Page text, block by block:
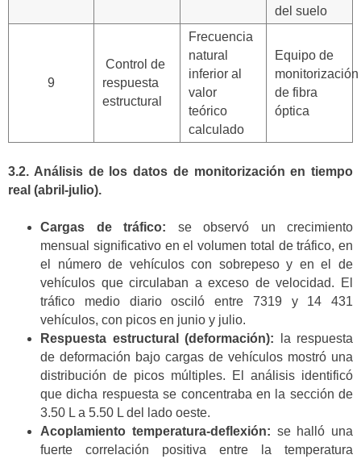
del suelo
9
Control de
respuesta
estructural
Frecuencia
natural
inferior al
valor
teórico
calculado
Equipo de
monitorización
de fibra
óptica
3.2. Análisis de los datos de monitorización en tiempo
real (abril-julio).
Cargas de tráfico: se observó un crecimiento
mensual significativo en el volumen total de tráfico, en
el número de vehículos con sobrepeso y en el de
vehículos que circulaban a exceso de velocidad. El
tráfico medio diario osciló entre 7319 y 14 431
vehículos, con picos en junio y julio.
Respuesta estructural (deformación): la respuesta
de deformación bajo cargas de vehículos mostró una
distribución de picos múltiples. El análisis identificó
que dicha respuesta se concentraba en la sección de
3.50 L a 5.50 L del lado oeste.
Acoplamiento temperatura-deflexión: se halló una
fuerte correlación positiva entre la temperatura